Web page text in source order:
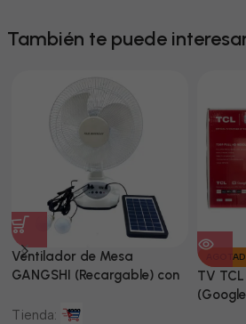
También te puede
Ventilador de Mesa
GANGSHI (Recargable) con
Tienda:
TV